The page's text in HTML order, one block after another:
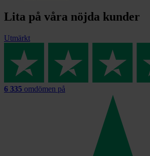
Lita på våra nöjda kunder
Utmärkt
6 335 omdömen på